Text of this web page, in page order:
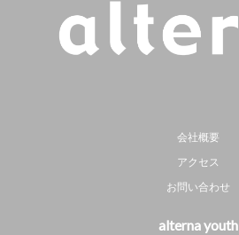
会社概要
アクセス
お問い合わせ
alterna youth